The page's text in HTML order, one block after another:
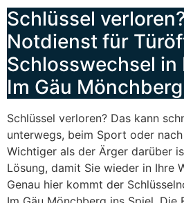
Schlüssel
Notdienst für
Schlosswechsel in
Im Gäu Mönchberg
Schlüssel verloren? Das kann
unterwegs, beim Sport oder
Wichtiger als der Ärger darüber
Lösung, damit Sie wieder in Ihre
Genau hier kommt der